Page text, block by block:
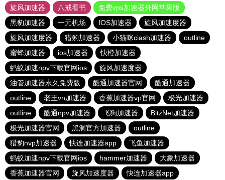
旋风加速器
八戒看书
免费vps加速器外网苹果版
黑豹加速器
一元机场 IOS加速器
旋风加速度器
旋风加速度器
猎豹加速器 小猫咪ciash加速器
outline
蜜蜂加速器
ios加速器
快橙加速器
蚂蚁加速npv下载官网ios
旋风加速度器
油管加速器永久免费版
酷通加速器官网
酷通加速器
outline
老王vn加速器 香蕉加速器vp官网
极光加速器
outline
酷通npv加速器 飞狗加速器
BitzNet加速器
极光加速器官网
黑洞官方加速器
outline
猎豹nvp加速器
快连加速器app
飞鱼加速器
蚂蚁加速npv下载官网ios
hammer加速器
大象加速器
香蕉加速器官网
旋风加速度器 快连加速器app